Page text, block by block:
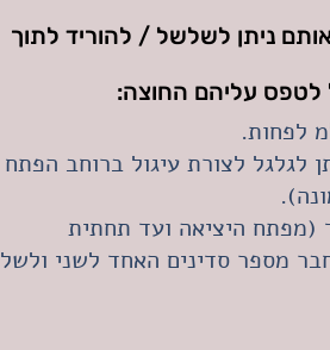
ניתן לשלשל / להוריד לתוך
לטפס עליהם החוצה:
לגלגל לצורת עיגול ברוחב הפתח
(מפתח היציאה ועד תחתית
מספר סדינים האחד לשני